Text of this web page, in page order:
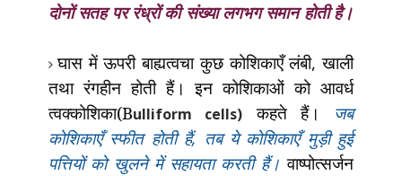
दोनों सतह पर रंध्रों की संख्या लगभग समान होती है।
घास में ऊपरी बाह्यत्वचा कुछ कोशिकाएँ लंबी,खाली
तथा रंगहीन होती हैं। इन कोशिकाओं को आवर्ध
त्वक्कोशिका(Bulliform cells) कहते हैं।
जब
कोशिकाएँ स्फीत होती हैं, तब ये कोशिकाएँ मुड़ी हुई
पत्तियों को खुलने में सहायता करती हैं।वाष्पोत्सर्जन